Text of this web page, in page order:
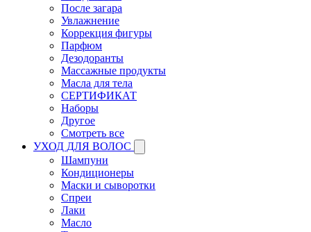
После загара
Увлажнение
Коррекция фигуры
Парфюм
Дезодоранты
Массажные продукты
Масла для тела
СЕРТИФИКАТ
Наборы
Другое
Смотреть все
УХОД ДЛЯ ВОЛОС
Шампуни
Кондиционеры
Маски и сыворотки
Спреи
Лаки
Масло